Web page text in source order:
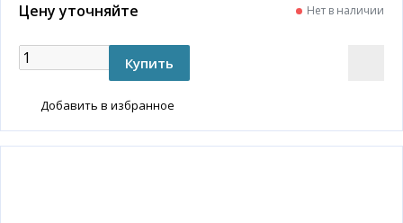
Цену уточняйте Нет в наличии
Добавить в избранное